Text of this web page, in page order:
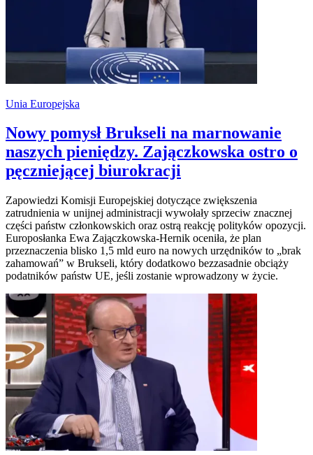
Unia Europejska
Nowy pomysł Brukseli na marnowanie
naszych pieniędzy. Zajączkowska ostro o
pęczniejącej biurokracji
Zapowiedzi Komisji Europejskiej dotyczące zwiększenia
zatrudnienia w unijnej administracji wywołały sprzeciw znacznej
części państw członkowskich oraz ostrą reakcję polityków opozycji.
Europosłanka Ewa Zajączkowska-Hernik oceniła, że plan
przeznaczenia blisko 1,5 mld euro na nowych urzędników to „brak
zahamowań” w Brukseli, który dodatkowo bezzasadnie obciąży
podatników państw UE, jeśli zostanie wprowadzony w życie.